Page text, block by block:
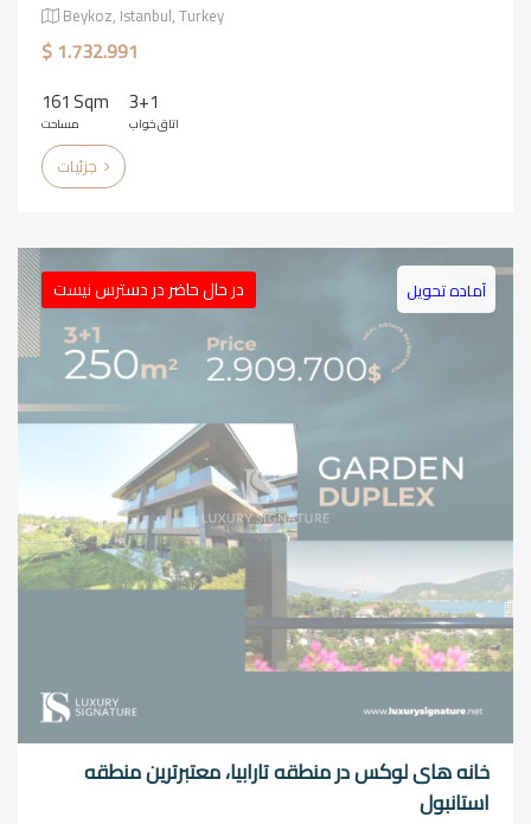
Beykoz, Istanbul, Turkey
$ 1.732.991
161 Sqm
مساحت
3+1
اتاق خواب
در حال حاضر در دسترس نیست آماده تحویل
خانه های لوکس در منطقه تارابیا، معتبرترین منطقه
استانبول